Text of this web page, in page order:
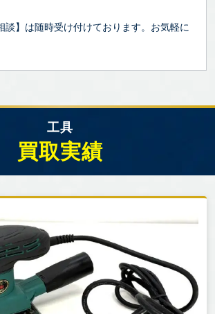
談】は随時受け付けております。お気軽に
工具
買取実績